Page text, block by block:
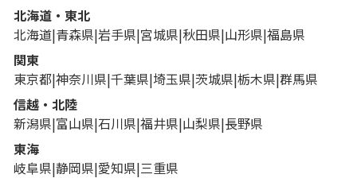
北海道・東北
北海道 青森県 岩手県 宮城県 秋田県 山形県 福島県
関東
東京都 神奈川県 千葉県 埼玉県 茨城県 栃木県 群馬県
信越・北陸
新潟県 富山県 石川県 福井県 山梨県 長野県
東海
岐阜県 静岡県 愛知県 三重県